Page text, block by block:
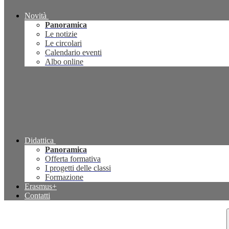
Novità
Panoramica
Le notizie
Le circolari
Calendario eventi
Albo online
Didattica
Panoramica
Offerta formativa
I progetti delle classi
Formazione
Erasmus+
Contatti